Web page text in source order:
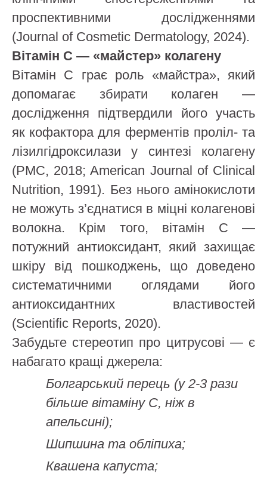
проспективними дослідженнями
(Journal of Cosmetic Dermatology, 2024).
Вітамін С — «майстер» колагену
Вітамін С грає роль «майстра», який
допомагає збирати колаген —
дослідження підтвердили його участь
як кофактора для ферментів проліл- та
лізилгідроксилази у синтезі колагену
(PMC, 2018; American Journal of Clinical
Nutrition, 1991). Без нього амінокислоти
не можуть з’єднатися в міцні колагенові
волокна. Крім того, вітамін С —
потужний антиоксидант, який захищає
шкіру від пошкоджень, що доведено
систематичними оглядами його
антиоксидантних властивостей
(Scientific Reports, 2020).
Забудьте стереотип про цитрусові — є
набагато кращі джерела:
Болгарський перець (у 2-3 рази
більше вітаміну С, ніж в
апельсині);
Шипшина та обліпиха;
Квашена капуста;